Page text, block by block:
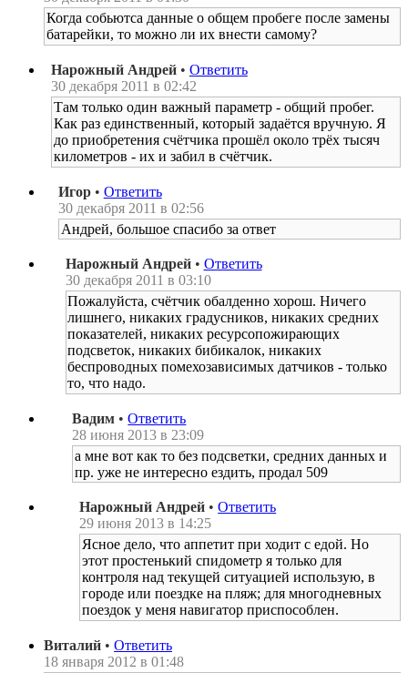
Когда собьютса данные о общем пробеге после замены
батарейки, то можно ли их внести самому?
Нарожный Андрей • Ответить
30 декабря 2011 в 02:42
Там только один важный параметр - общий пробег.
Как раз единственный, который задаётся вручную. Я
до приобретения счётчика прошёл около трёх тысяч
километров - их и забил в счётчик.
Игор • Ответить
30 декабря 2011 в 02:56
Андрей, большое спасибо за ответ
Нарожный Андрей • Ответить
30 декабря 2011 в 03:10
Пожалуйста, счётчик обалденно хорош. Ничего
лишнего, никаких градусников, никаких средних
показателей, никаких ресурсопожирающих
подсветок, никаких бибикалок, никаких
беспроводных помехозависимых датчиков - только
то, что надо.
Вадим • Ответить
28 июня 2013 в 23:09
а мне вот как то без подсветки, средних данных и
пр. уже не интересно ездить, продал 509
Нарожный Андрей • Ответить
29 июня 2013 в 14:25
Ясное дело, что аппетит при ходит с едой. Но
этот простенький спидометр я только для
контроля над текущей ситуацией использую, в
городе или поездке на пляж; для многодневных
поездок у меня навигатор приспособлен.
Виталий • Ответить
18 января 2012 в 01:48